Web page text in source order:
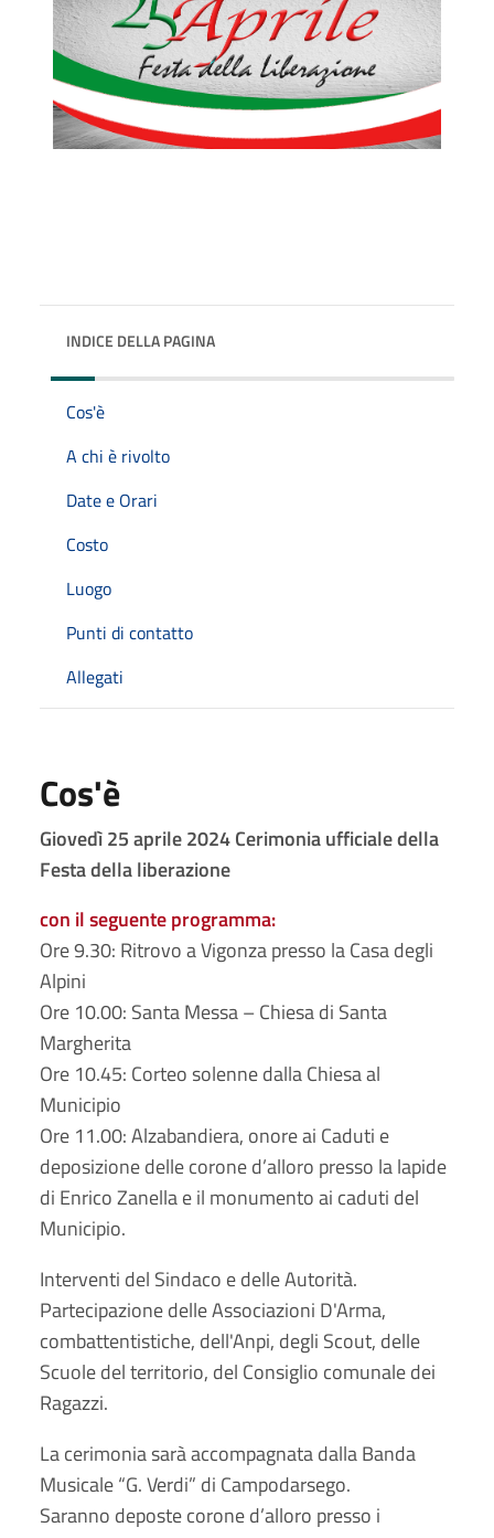
INDICE DELLA PAGINA
Cos'è
A chi è rivolto
Date e Orari
Costo
Luogo
Punti di contatto
Allegati
Cos'è
Giovedì 25 aprile 2024 Cerimonia ufficiale della
Festa della liberazione
con il seguente programma:
Ore 9.30: Ritrovo a Vigonza presso la Casa degli
Alpini
Ore 10.00: Santa Messa – Chiesa di Santa
Margherita
Ore 10.45: Corteo solenne dalla Chiesa al
Municipio
Ore 11.00: Alzabandiera, onore ai Caduti e
deposizione delle corone d’alloro presso la lapide
di Enrico Zanella e il monumento ai caduti del
Municipio.
Interventi del Sindaco e delle Autorità.
Partecipazione delle Associazioni D'Arma,
combattentistiche, dell'Anpi, degli Scout, delle
Scuole del territorio, del Consiglio comunale dei
Ragazzi.
La cerimonia sarà accompagnata dalla Banda
Musicale “G. Verdi” di Campodarsego.
Saranno deposte corone d’alloro presso i